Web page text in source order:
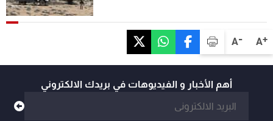
A+
A-
أهم الأخبار و الفيديوهات في بريدك الالكتروني